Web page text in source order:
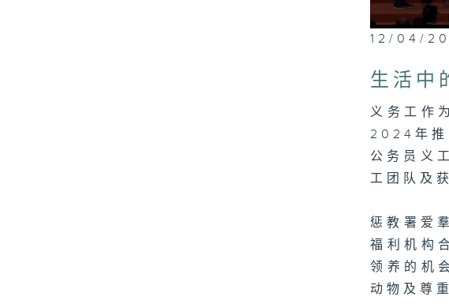
0
seconds
5
minutes,
seconds
90%
12/04/
生活中
义务工作
2024年推
公务员义
工团队及
惩教署爱
福利机构
领养的机
动物及尊